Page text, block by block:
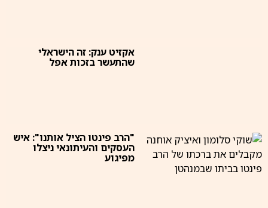
אקזיט ענק: זה הישראלי
שהתעשר בזכות אפל
"הרב פינטו הציל אותנו": איש
העסקים והעיתונאי ניצלו
מפיגוע